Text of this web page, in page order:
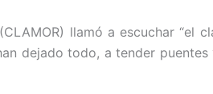
llamó a escuchar “el
dejado todo, a tender